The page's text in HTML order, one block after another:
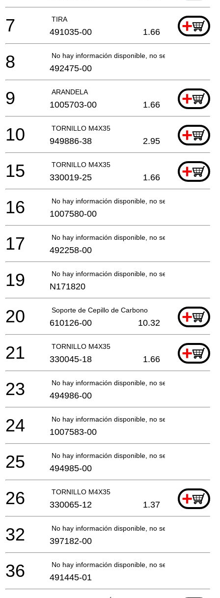
TIRA +
7 491035-00 1.66
No hay información disponible, no se puede pedir
8 492475-00
ARANDELA +
9 1005703-00 1.66
TORNILLO M4X35 +
10 949886-38 2.95
TORNILLO M4X35 +
15 330019-25 1.66
No hay información disponible, no se puede pedir
16 1007580-00
No hay información disponible, no se puede pedir
17 492258-00
No hay información disponible, no se puede pedir
19 N171820
Soporte de Cepillo de Carbono +
20 610126-00 10.32
TORNILLO M4X35 +
21 330045-18 1.66
No hay información disponible, no se puede pedir
23 494986-00
No hay información disponible, no se puede pedir
24 1007583-00
No hay información disponible, no se puede pedir
25 494985-00
TORNILLO M4X35 +
26 330065-12 1.37
No hay información disponible, no se puede pedir
32 397182-00
No hay información disponible, no se puede pedir
36 491445-01